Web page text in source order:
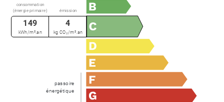
passoire
énergétique
consommation
(énergie primaire)
émission
149
kWh/m².an
4
kg CO₂/m².an